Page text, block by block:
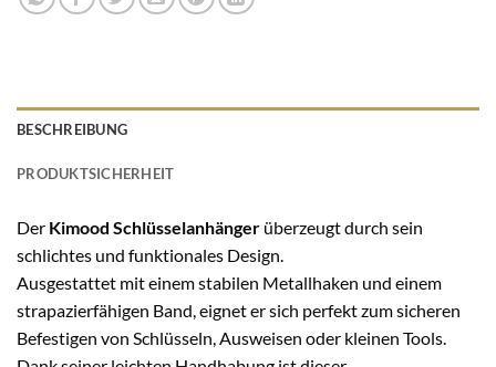
BESCHREIBUNG
PRODUKTSICHERHEIT
Der Kimood Schlüsselanhänger überzeugt durch sein
schlichtes und funktionales Design.
Ausgestattet mit einem stabilen Metallhaken und einem
strapazierfähigen Band, eignet er sich perfekt zum sicheren
Befestigen von Schlüsseln, Ausweisen oder kleinen Tools.